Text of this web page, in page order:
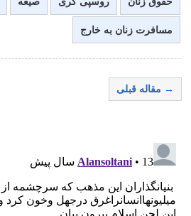
مسافرت زنان به خارج
→ مقاله قبلی